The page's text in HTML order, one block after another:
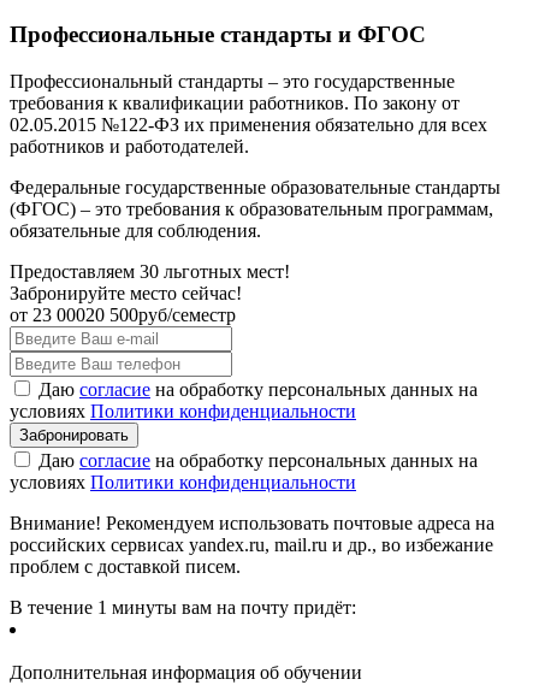
Профессиональные стандарты и ФГОС
Профессиональный стандарты – это государственные
требования к квалификации работников. По закону от
02.05.2015 №122-ФЗ их применения обязательно для всех
работников и работодателей.
Федеральные государственные образовательные стандарты
(ФГОС) – это требования к образовательным программам,
обязательные для соблюдения.
Предоставляем 30 льготных мест!
Забронируйте место сейчас!
от 23 00020 500руб/семестр
Даю согласие на обработку персональных данных на
условиях Политики конфиденциальности
Даю согласие на обработку персональных данных на
условиях Политики конфиденциальности
Внимание! Рекомендуем использовать почтовые адреса на
российских сервисах yandex.ru, mail.ru и др., во избежание
проблем с доставкой писем.
В течение 1 минуты вам на почту придёт:
Дополнительная информация об обучении